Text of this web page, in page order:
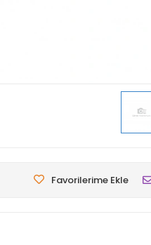
Favorilerime Ekle